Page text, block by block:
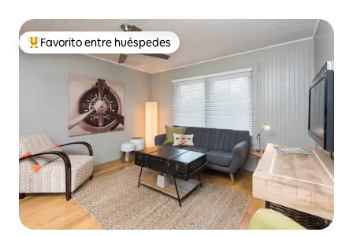
Favorito entre huéspedes preferido
Favorito entre huéspedes